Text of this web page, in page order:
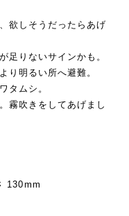
欲しそうだったらあげ
足りないサインかも。
り明るい所へ避難。
タムシ。
霧吹きをしてあげまし
130mm